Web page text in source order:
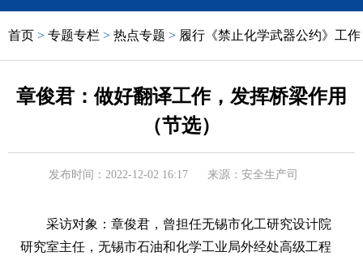
首页 > 专题专栏 > 热点专题 > 履行《禁止化学武器公约》工作
章俊君：做好翻译工作，发挥桥梁作用
（节选）
发布时间：2022-12-02 16:17 来源：安全生产司
采访对象：章俊君，曾担任无锡市化工研究设计院
研究室主任，无锡市石油和化学工业局外经处高级工程